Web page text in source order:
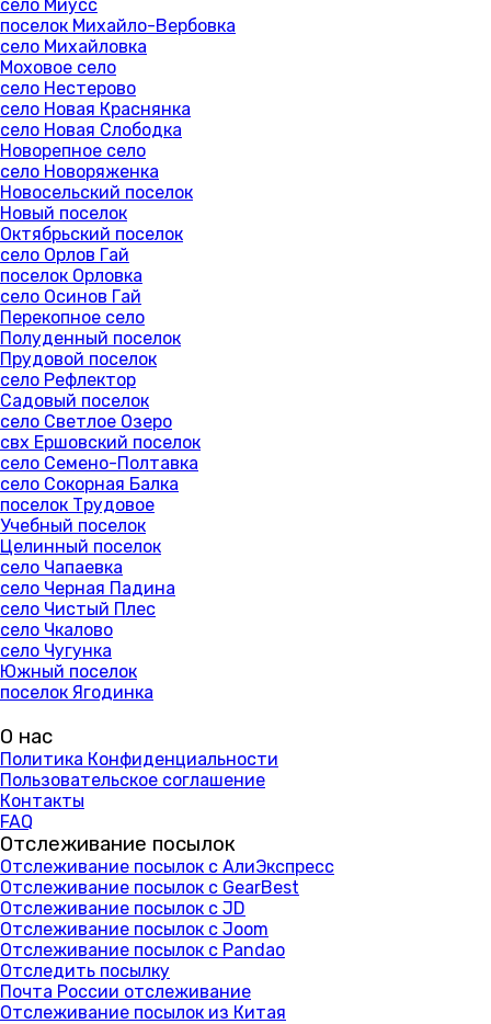
село Миусс
поселок Михайло-Вербовка
село Михайловка
Моховое село
село Нестерово
село Новая Краснянка
село Новая Слободка
Новорепное село
село Новоряженка
Новосельский поселок
Новый поселок
Октябрьский поселок
село Орлов Гай
поселок Орловка
село Осинов Гай
Перекопное село
Полуденный поселок
Прудовой поселок
село Рефлектор
Садовый поселок
село Светлое Озеро
свх Ершовский поселок
село Семено-Полтавка
село Сокорная Балка
поселок Трудовое
Учебный поселок
Целинный поселок
село Чапаевка
село Черная Падина
село Чистый Плес
село Чкалово
село Чугунка
Южный поселок
поселок Ягодинка
О нас
Политика Конфиденциальности
Пользовательское соглашение
Контакты
FAQ
Отслеживание посылок
Отслеживание посылок с АлиЭкспресс
Отслеживание посылок с GearBest
Отслеживание посылок с JD
Отслеживание посылок с Joom
Отслеживание посылок с Pandao
Отследить посылку
Почта России отслеживание
Отслеживание посылок из Китая